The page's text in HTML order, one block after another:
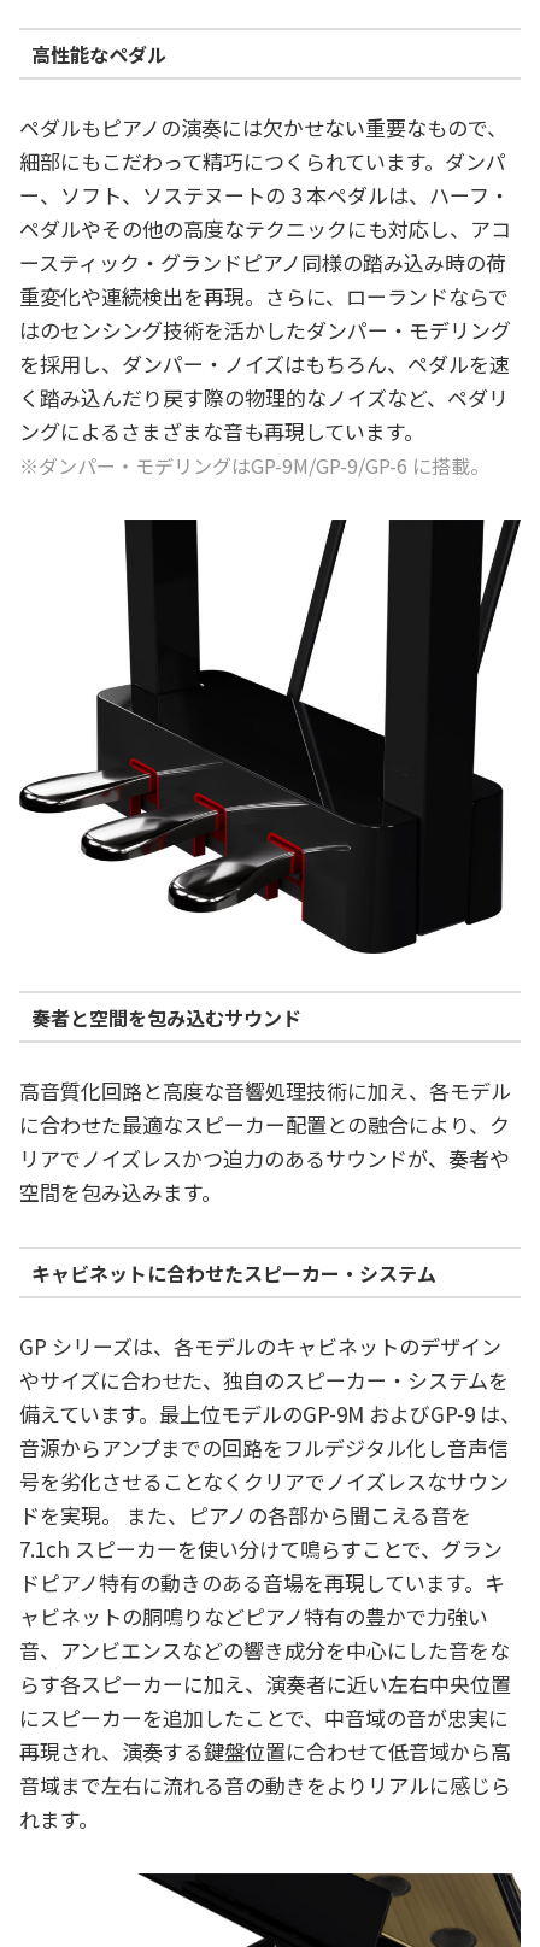
高性能なペダル
ペダルもピアノの演奏には欠かせない重要なもので、
細部にもこだわって精巧につくられています。ダンパ
ー、ソフト、ソステヌートの 3 本ペダルは、ハーフ・
ペダルやその他の高度なテクニックにも対応し、アコ
ースティック・グランドピアノ同様の踏み込み時の荷
重変化や連続検出を再現。さらに、ローランドならで
はのセンシング技術を活かしたダンパー・モデリング
を採用し、ダンパー・ノイズはもちろん、ペダルを速
く踏み込んだり戻す際の物理的なノイズなど、ペダリ
ングによるさまざまな音も再現しています。
※ダンパー・モデリングはGP-9M/GP-9/GP-6 に搭載。
奏者と空間を包み込むサウンド
高音質化回路と高度な音響処理技術に加え、各モデル
に合わせた最適なスピーカー配置との融合により、ク
リアでノイズレスかつ迫力のあるサウンドが、奏者や
空間を包み込みます。
キャビネットに合わせたスピーカー・システム
GP シリーズは、各モデルのキャビネットのデザイン
やサイズに合わせた、独自のスピーカー・システムを
備えています。最上位モデルのGP-9M およびGP-9 は、
音源からアンプまでの回路をフルデジタル化し音声信
号を劣化させることなくクリアでノイズレスなサウン
ドを実現。 また、ピアノの各部から聞こえる音を
7.1ch スピーカーを使い分けて鳴らすことで、グラン
ドピアノ特有の動きのある音場を再現しています。キ
ャビネットの胴鳴りなどピアノ特有の豊かで力強い
音、アンビエンスなどの響き成分を中心にした音をな
らす各スピーカーに加え、演奏者に近い左右中央位置
にスピーカーを追加したことで、中音域の音が忠実に
再現され、演奏する鍵盤位置に合わせて低音域から高
音域まで左右に流れる音の動きをよりリアルに感じら
れます。